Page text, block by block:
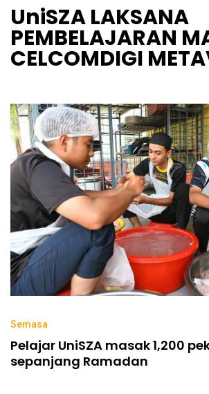
UniSZA LAKSANA
PEMBELAJARAN
CELCOMDIGI
Semasa
Pelajar UniSZA masak 1,200
sepanjang Ramadan